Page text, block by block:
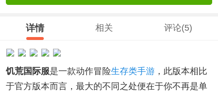
详情 相关 评论(5)
饥荒国际服是一款动作冒险生存类手游，此版本相比
于官方版本而言，最大的不同之处便在于你不再是单